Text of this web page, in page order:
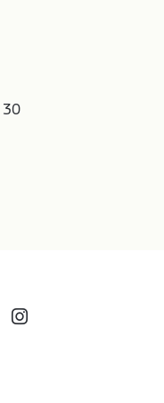
30
instagram.com/